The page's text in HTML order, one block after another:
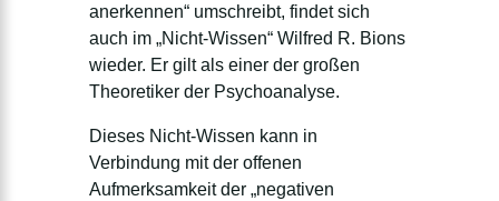
anerkennen“ umschreibt, findet sich
auch im „Nicht-Wissen“ Wilfred R. Bions
wieder. Er gilt als einer der großen
Theoretiker der Psychoanalyse.
Dieses Nicht-Wissen kann in
Verbindung mit der offenen
Aufmerksamkeit der „negativen